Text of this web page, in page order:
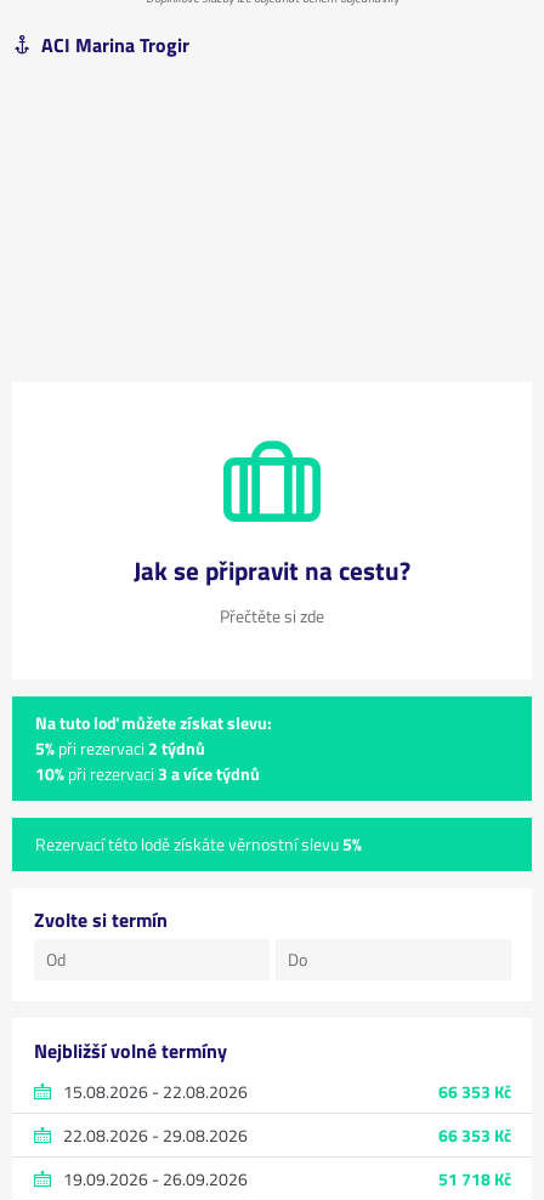
ACI Marina Trogir
Jak se připravit na cestu?
Přečtěte si zde
Na tuto loď můžete získat slevu:
5%při rezervaci 2 týdnů
10%při rezervaci3 a více týdnů
Rezervací této lodě získáte věrnostní slevu5%
Zvolte si termín
Nejbližší volné termíny
15.08.2026 - 22.08.2026
66 353 Kč
22.08.2026 - 29.08.2026
66 353 Kč
19.09.2026 - 26.09.2026
51 718 Kč